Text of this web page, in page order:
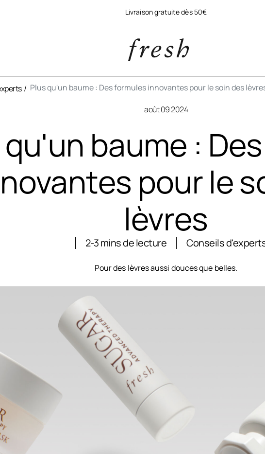
Livraison gratuite dès 50€
Plus qu'un baume : Des formules innovantes pour le soin des
août 09 2024
baume :
pour le
lèvres
2-3 mins de lecture Conseils
Pour des lèvres aussi douces que belles.